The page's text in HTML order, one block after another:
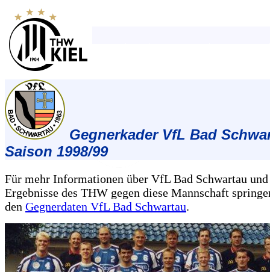
Gegnerkader VfL Bad
Saison 1998/99
Für mehr Informationen über VfL Bad Schwartau
Ergebnisse des THW gegen diese Mannschaft
den Gegnerdaten VfL Bad Schwartau.